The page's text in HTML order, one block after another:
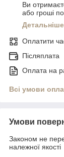
Ви
або гроші
Детальніше
Оплатити
Післяплата
Оплата на
Всі умови
Умови
Законом не
належної якості